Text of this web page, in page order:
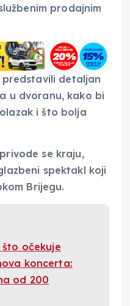
prodajnim
detaljan
u dvoranu, kako bi
i što bolja
se kraju,
spektakl koji
Brijegu.
očekuje
koncerta:
od 200